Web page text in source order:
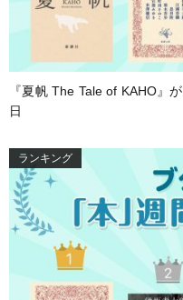
『夏帆 The Tale of KAHO』
日
ランキング